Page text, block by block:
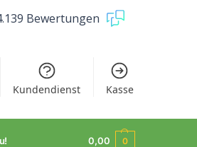
Bewertungen
Kundendienst Kasse
0,00 0